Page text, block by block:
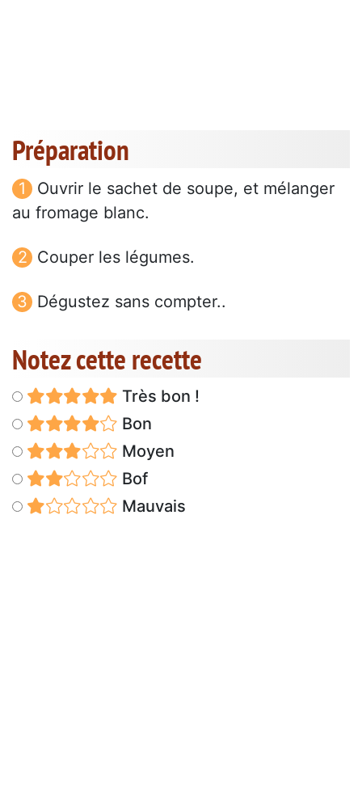
Préparation
Ouvrir le sachet de soupe, et mélanger
au fromage blanc.
Couper les légumes.
Dégustez sans compter..
Notez cette recette
Très bon !
Bon
Moyen
Bof
Mauvais